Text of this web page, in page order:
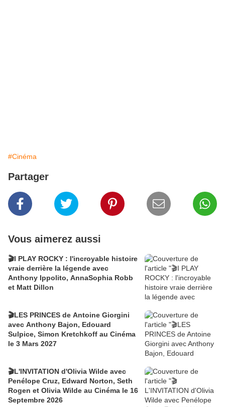
#Cinéma
Partager
Vous aimerez aussi
🎬I PLAY ROCKY : l'incroyable histoire
vraie derrière la légende avec
Anthony Ippolito, AnnaSophia Robb
et Matt Dillon
🎬LES PRINCES de Antoine Giorgini
avec Anthony Bajon, Edouard
Sulpice, Simon Kretchkoff au Cinéma
le 3 Mars 2027
🎬L'INVITATION d'Olivia Wilde avec
Penélope Cruz, Edward Norton, Seth
Rogen et Olivia Wilde au Cinéma le 16
Septembre 2026